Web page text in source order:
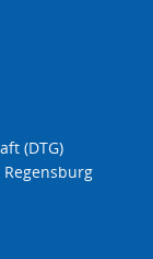
(DTG)